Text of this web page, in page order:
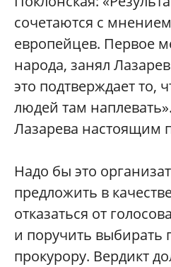
сочетаются с
европейцев. Первое
народа, занял
это подтверждает то,
людей там
Лазарева настоящим
Надо бы это
предложить в
отказаться от
и поручить выбирать
прокурору. Вердикт